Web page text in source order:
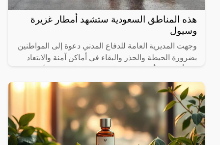
هذه المناطق السعودية ستشهد أمطار غزيرة
وسيول
وجهت المديرية العامة للدفاع المدني دعوة إلى المواطنين
بضرورة الحيطة والحذر والبقاء في أماكن آمنة والابتعاد